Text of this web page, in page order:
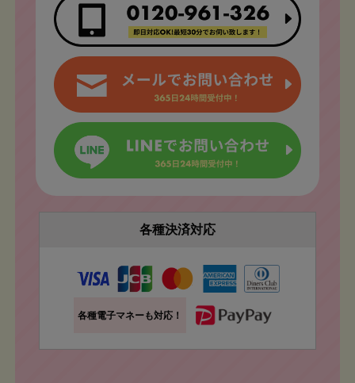
各種決済対応
各種電子マネーも対応！